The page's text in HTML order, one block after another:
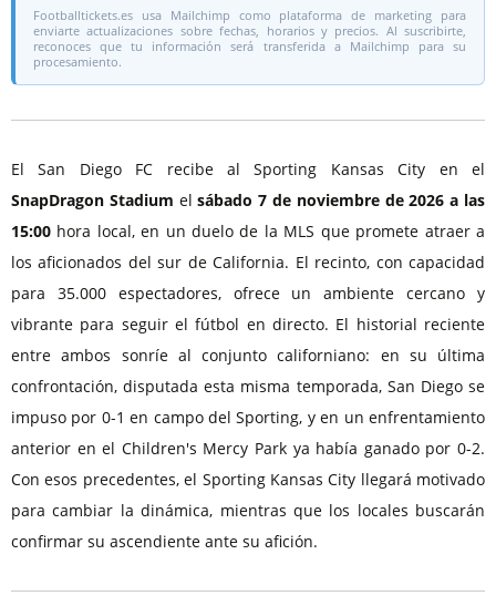
Footballtickets.es usa Mailchimp como plataforma de marketing para
enviarte actualizaciones sobre fechas, horarios y precios. Al suscribirte,
reconoces que tu información será transferida a Mailchimp para su
procesamiento.
El San Diego FC recibe al Sporting Kansas City en el
SnapDragon Stadium elsábado 7 de noviembre de 2026 a las
15:00 hora local, en un duelo de la MLS que promete atraer a
los aficionados del sur de California. El recinto, con capacidad
para 35.000 espectadores, ofrece un ambiente cercano y
vibrante para seguir el fútbol en directo. El historial reciente
entre ambos sonríe al conjunto californiano: en su última
confrontación, disputada esta misma temporada, San Diego se
impuso por 0-1 en campo del Sporting, y en un enfrentamiento
anterior en el Children's Mercy Park ya había ganado por 0-2.
Con esos precedentes, el Sporting Kansas City llegará motivado
para cambiar la dinámica, mientras que los locales buscarán
confirmar su ascendiente ante su afición.